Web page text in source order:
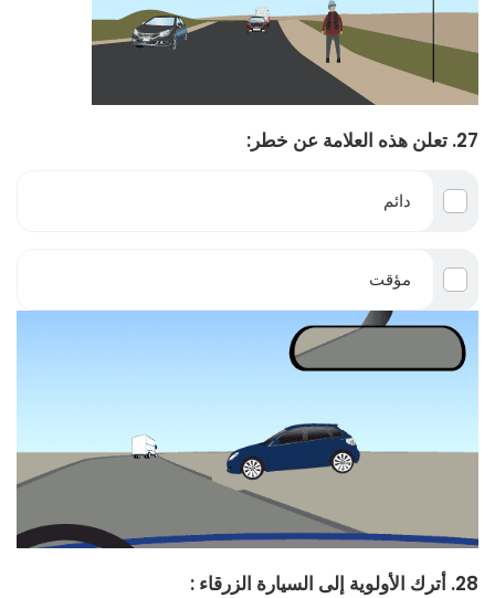
27. تعلن هذه العلامة عن خطر:
دائم
مؤقت
28. أترك الأولوية إلى السيارة الزرقاء :